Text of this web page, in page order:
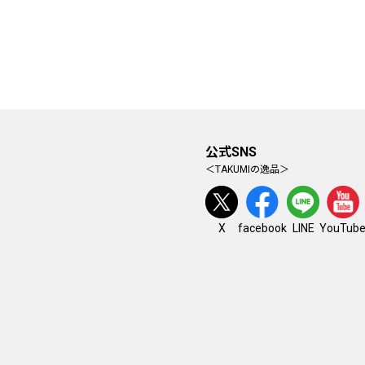
公式SNS
＜TAKUMIの逸品＞
X facebook LINE YouTube